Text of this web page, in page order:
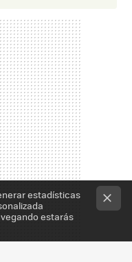
estadísticas
estarás